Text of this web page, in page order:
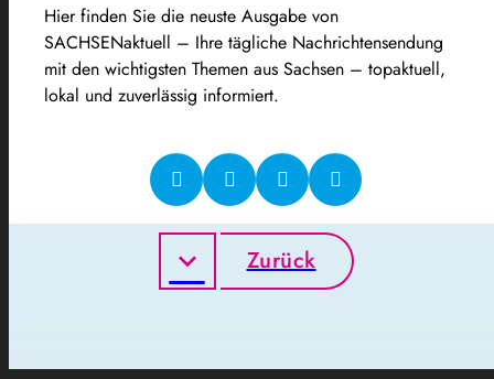
Hier finden Sie die neuste Ausgabe von
SACHSENaktuell – Ihre tägliche Nachrichtensendung
mit den wichtigsten Themen aus Sachsen – topaktuell,
lokal und zuverlässig informiert.
Zurück